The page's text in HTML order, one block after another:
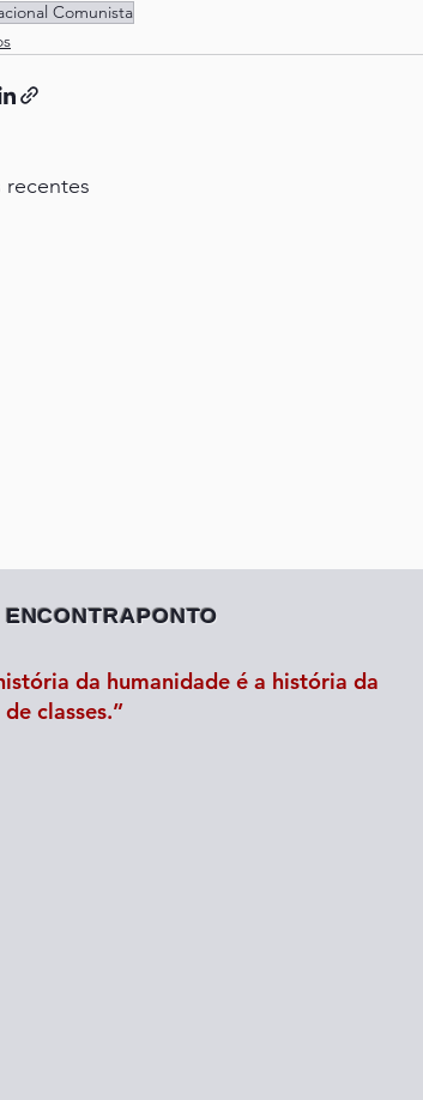
Comunista
recentes
ENCONTRAPONTO
da humanidade é a história da
classes.”